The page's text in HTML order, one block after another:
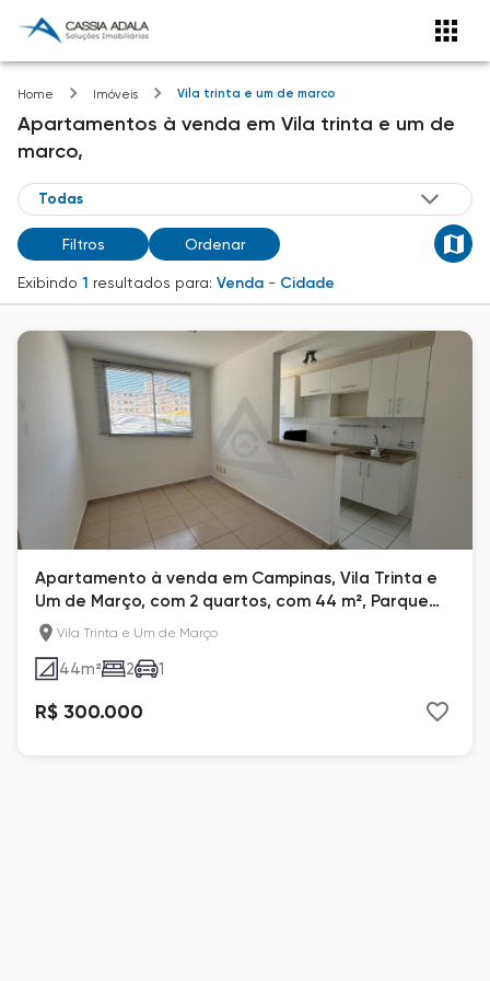
Home Imóveis Vila trinta e um de marco
Apartamentos à venda em Vila trinta e um de
marco,
Filtros Ordenar
Exibindo 1 resultados para: Venda - Cidade
Apartamento à venda em Campinas, Vila Trinta e
Um de Março, com 2 quartos, com 44 m², Parque
Celeste
Vila Trinta e Um de Março
44m² 2 1
R$ 300.000